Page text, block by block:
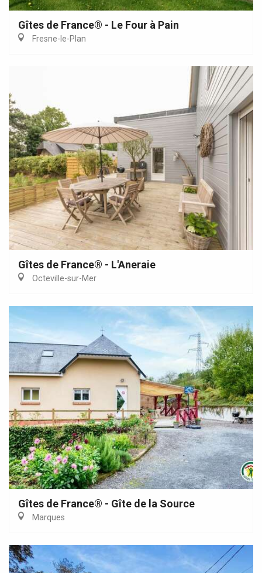
Gîtes de France® - Le Four à Pain
Fresne-le-Plan
Gîtes de France® - L'Aneraie
Octeville-sur-Mer
Gîtes de France® - Gîte de la Source
Marques